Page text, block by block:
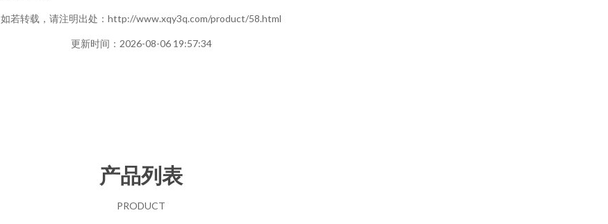
如若转载，请注明出处：http://www.xqy3q.com/product/58.html
更新时间：2026-08-06 19:57:34
产品列表
PRODUCT